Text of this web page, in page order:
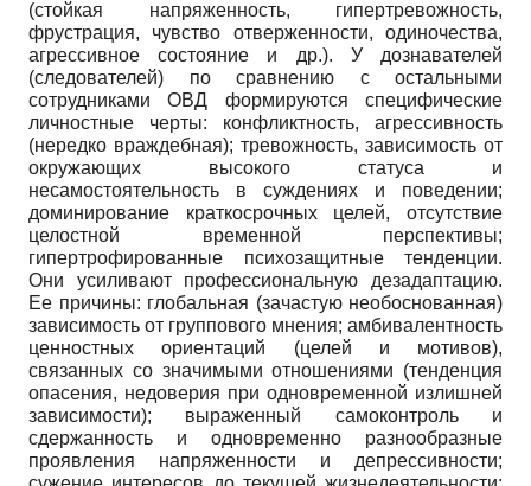
(стойкая напряженность, гипертревожность,
фрустрация, чувство отверженности, одиночества,
агрессивное состояние и др.). У дознавателей
(следователей) по сравнению с остальными
сотрудниками ОВД формируются специфические
личностные черты: конфликтность, агрессивность
(нередко враждебная); тревожность, зависимость от
окружающих высокого статуса и
несамостоятельность в суждениях и поведении;
доминирование краткосрочных целей, отсутствие
целостной временной перспективы;
гипертрофированные психозащитные тенденции.
Они усиливают профессиональную дезадаптацию.
Ее причины: глобальная (зачастую необоснованная)
зависимость от группового мнения; амбивалентность
ценностных ориентаций (целей и мотивов),
связанных со значимыми отношениями (тенденция
опасения, недоверия при одновременной излишней
зависимости); выраженный самоконтроль и
сдержанность и одновременно разнообразные
проявления напряженности и депрессивности;